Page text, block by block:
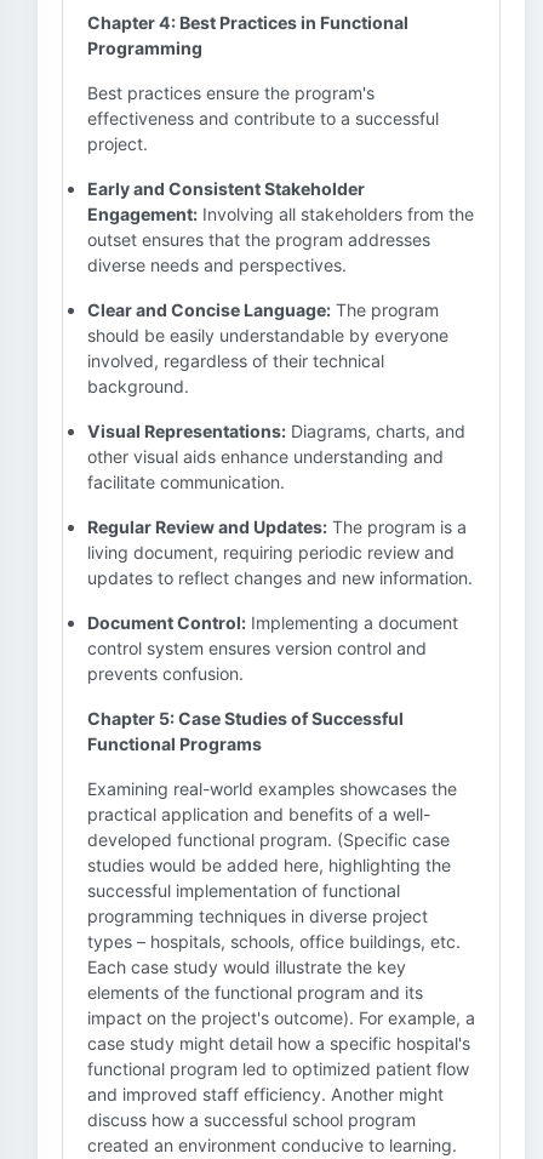
Chapter 4: Best Practices in Functional
Programming
Best practices ensure the program's
effectiveness and contribute to a successful
project.
Early and Consistent Stakeholder
Engagement: Involving all stakeholders from the
outset ensures that the program addresses
diverse needs and perspectives.
Clear and Concise Language: The program
should be easily understandable by everyone
involved, regardless of their technical
background.
Visual Representations: Diagrams, charts, and
other visual aids enhance understanding and
facilitate communication.
Regular Review and Updates: The program is a
living document, requiring periodic review and
updates to reflect changes and new information.
Document Control: Implementing a document
control system ensures version control and
prevents confusion.
Chapter 5: Case Studies of Successful
Functional Programs
Examining real-world examples showcases the
practical application and benefits of a well-
developed functional program. (Specific case
studies would be added here, highlighting the
successful implementation of functional
programming techniques in diverse project
types – hospitals, schools, office buildings, etc.
Each case study would illustrate the key
elements of the functional program and its
impact on the project's outcome). For example, a
case study might detail how a specific hospital's
functional program led to optimized patient flow
and improved staff efficiency. Another might
discuss how a successful school program
created an environment conducive to learning.